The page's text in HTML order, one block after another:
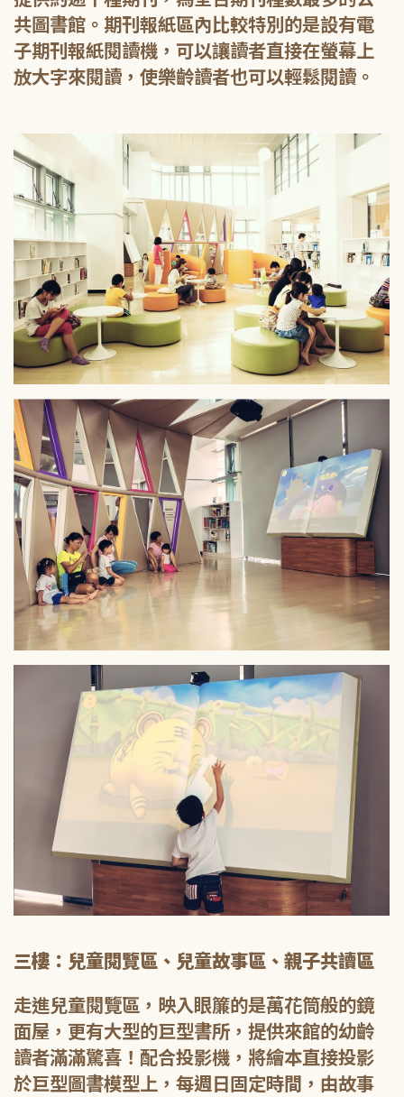
共圖書館。期刊報紙區內比較特別的是設有電
子期刊報紙閱讀機，可以讓讀者直接在螢幕上
放大字來閱讀，使樂齡讀者也可以輕鬆閱讀。
三樓：兒童閱覽區、兒童故事區、親子共讀區
走進兒童閱覽區，映入眼簾的是萬花筒般的鏡
面屋，更有大型的巨型書所，提供來館的幼齡
讀者滿滿驚喜！配合投影機，將繪本直接投影
於巨型圖書模型上，每週日固定時間，由故事